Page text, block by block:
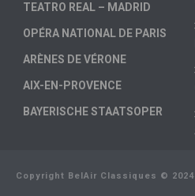
TEATRO REAL – MADRID
OPÉRA NATIONAL DE PARIS
ARÈNES DE VÉRONE
AIX-EN-PROVENCE
BAYERISCHE STAATSOPER
Copyright BelAir Classiques ©